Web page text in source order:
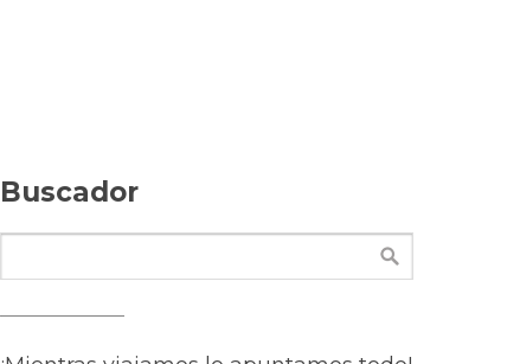
Buscador